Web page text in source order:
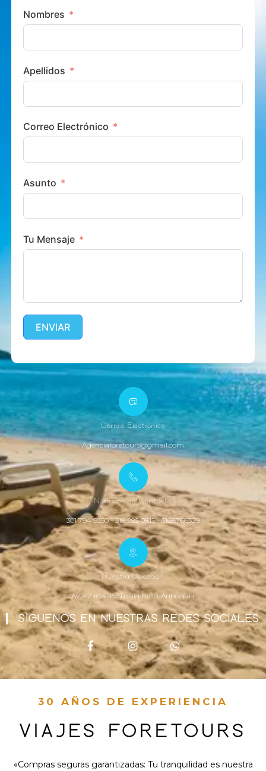
Nombres
Apellidos
Correo Electrónico
Asunto
Tu Mensaje
ENVIAR
Correo Electrònico
Agenciaforetours@gmail.com
Nùmeros de Contacto
301 794 9350 - 318 285 0815 - 3168766329
Nuestra Ubicaciòn
Av. 42 #54-15 Niquia Bello, Antioquia
SÌGUENOS EN NUESTRAS REDES SOCIALES
30 AÑOS DE EXPERIENCIA
VIAJES FORETOURS
«Compras seguras garantizadas: Tu tranquilidad es nuestra